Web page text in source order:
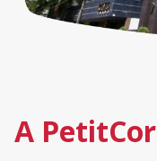
A PetitCor